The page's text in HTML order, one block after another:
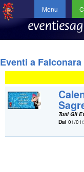
Menu
Eventi a
Tutti Gli
Dal 01/